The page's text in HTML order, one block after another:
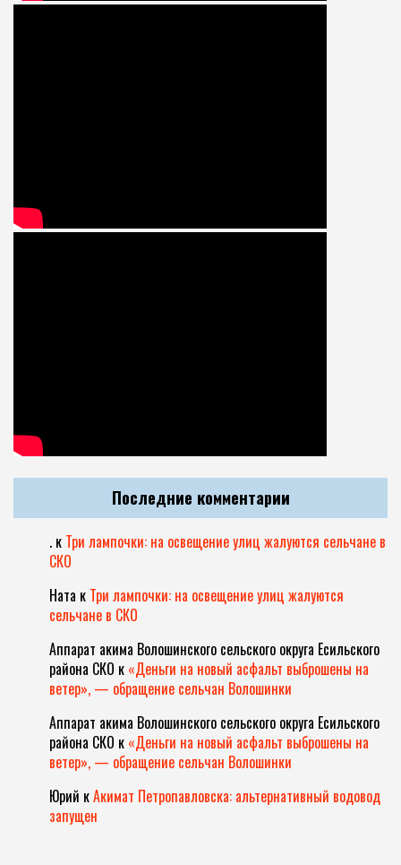
Последние комментарии
. к Три лампочки: на освещение улиц жалуются сельчане в
СКО
Ната к Три лампочки: на освещение улиц жалуются
сельчане в СКО
Аппарат акима Волошинского сельского округа Есильского
района СКО к «Деньги на новый асфальт выброшены на
ветер», — обращение сельчан Волошинки
Аппарат акима Волошинского сельского округа Есильского
района СКО к «Деньги на новый асфальт выброшены на
ветер», — обращение сельчан Волошинки
Юрий кАкимат Петропавловска: альтернативный водовод
запущен